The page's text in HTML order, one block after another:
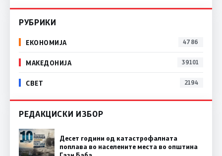
РУБРИКИ
ЕКОНОМИЈА 4786
МАКЕДОНИЈА 39101
СВЕТ 2194
РЕДАКЦИСКИ ИЗБОР
Десет години од катастрофалната
поплава во населените места во општина